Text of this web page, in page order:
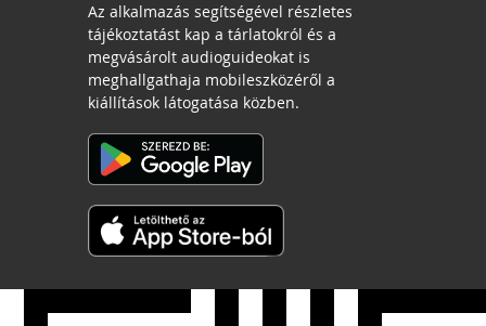
Az alkalmazás segítségével részletes
tájékoztatást kap a tárlatokról és a
megvásárolt audioguideokat is
meghallgathaja mobileszközéről a
kiállítások látogatása közben.